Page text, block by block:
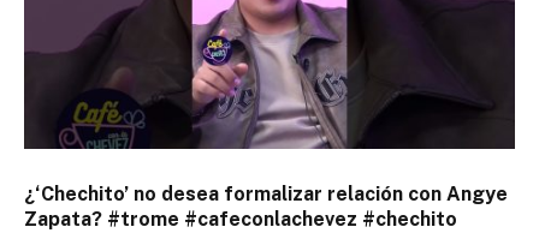
¿‘Chechito’ no desea formalizar relación con Angye
Zapata? #trome #cafeconlachevez #chechito